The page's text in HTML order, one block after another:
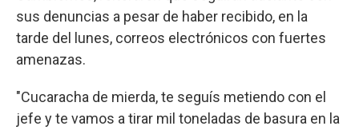
sus denuncias a pesar de haber recibido, en la
tarde del lunes, correos electrónicos con fuertes
amenazas.
"Cucaracha de mierda, te seguís metiendo con el
jefe y te vamos a tirar mil toneladas de basura en la